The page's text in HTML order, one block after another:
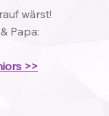
wärst!
Papa:
>>